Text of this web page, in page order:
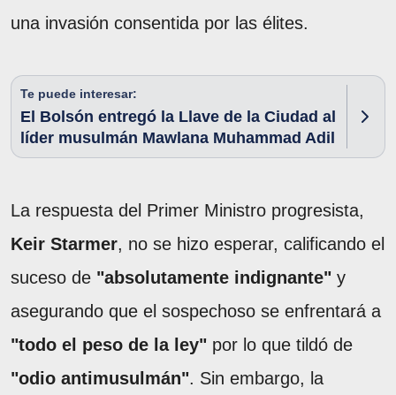
una invasión consentida por las élites.
Te puede interesar:
El Bolsón entregó la Llave de la Ciudad al
líder musulmán Mawlana Muhammad Adil
La respuesta del Primer Ministro progresista,
Keir Starmer, no se hizo esperar, calificando el
suceso de "absolutamente indignante" y
asegurando que el sospechoso se enfrentará a
"todo el peso de la ley" por lo que tildó de
"odio antimusulmán". Sin embargo, la